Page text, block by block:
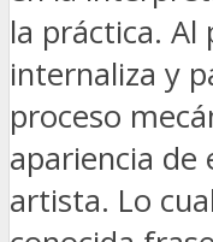
la práctica. Al
internaliza y
proceso
apariencia de
artista. Lo